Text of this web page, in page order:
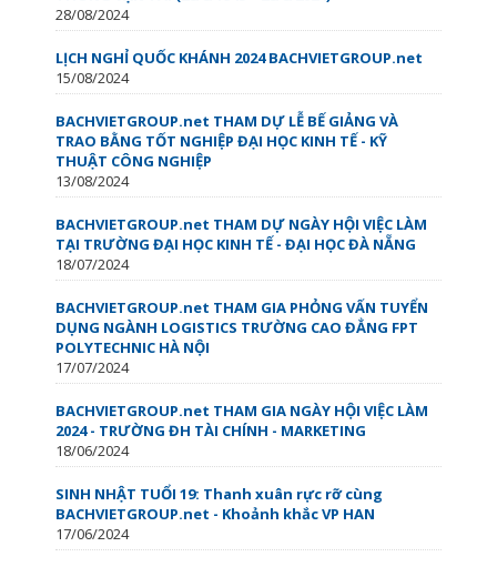
28/08/2024
LỊCH NGHỈ QUỐC KHÁNH 2024 BACHVIETGROUP.net
15/08/2024
BACHVIETGROUP.net THAM DỰ LỄ BẾ GIẢNG VÀ
TRAO BẰNG TỐT NGHIỆP ĐẠI HỌC KINH TẾ - KỸ
THUẬT CÔNG NGHIỆP
13/08/2024
BACHVIETGROUP.net THAM DỰ NGÀY HỘI VIỆC LÀM
TẠI TRƯỜNG ĐẠI HỌC KINH TẾ - ĐẠI HỌC ĐÀ NẴNG
18/07/2024
BACHVIETGROUP.net THAM GIA PHỎNG VẤN TUYỂN
DỤNG NGÀNH LOGISTICS TRƯỜNG CAO ĐẲNG FPT
POLYTECHNIC HÀ NỘI
17/07/2024
BACHVIETGROUP.net THAM GIA NGÀY HỘI VIỆC LÀM
2024 - TRƯỜNG ĐH TÀI CHÍNH - MARKETING
18/06/2024
SINH NHẬT TUỔI 19: Thanh xuân rực rỡ cùng
BACHVIETGROUP.net - Khoảnh khắc VP HAN
17/06/2024